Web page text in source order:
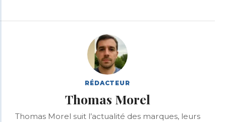
RÉDACTEUR
Thomas Morel
Thomas Morel suit l’actualité des marques, leurs